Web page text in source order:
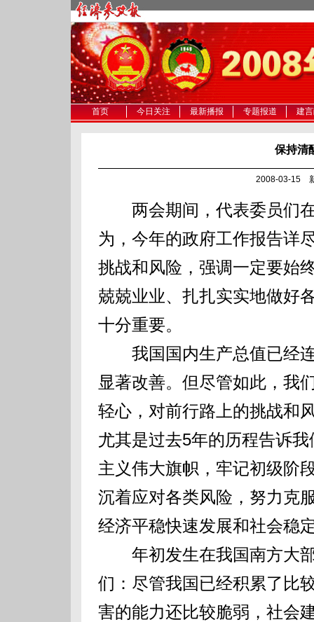
首页 今日关注 最新播报 专题报道 建
保持清
2008-03-15
两会期间，代表委员们在
为，今年的政府工作报告详
挑战和风险，强调一定要始
兢兢业业、扎扎实实地做好
十分重要。
我国国内生产总值已经连
显著改善。但尽管如此，我
轻心，对前行路上的挑战和
尤其是过去5年的历程告诉
主义伟大旗帜，牢记初级阶
沉着应对各类风险，努力克
经济平稳快速发展和社会稳
年初发生在我国南方大部
们：尽管我国已经积累了比
害的能力还比较脆弱，社会